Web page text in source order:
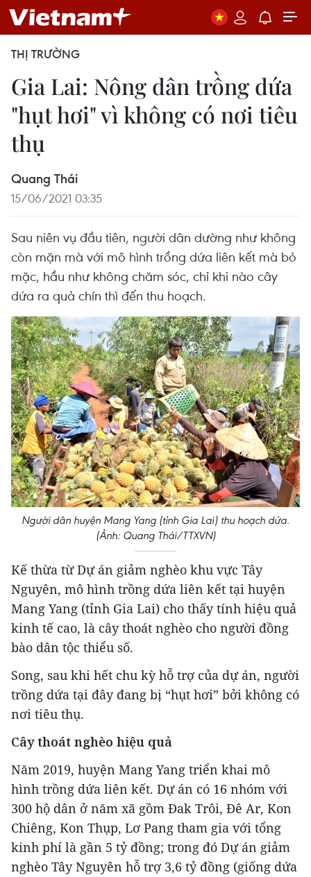
THỊ TRƯỜNG
Gia Lai: Nông dân trồng dứa
"hụt hơi" vì không có nơi tiêu
thụ
Quang Thái
15/06/2021 03:35
Sau niên vụ đầu tiên, người dân dường như không
còn mặn mà với mô hình trồng dứa liên kết mà bỏ
mặc, hầu như không chăm sóc, chỉ khi nào cây
dứa ra quả chín thì đến thu hoạch.
Người dân huyện Mang Yang (tỉnh Gia Lai) thu hoạch dứa.
(Ảnh: Quang Thái/TTXVN)
Kế thừa từ Dự án giảm nghèo khu vực Tây
Nguyên, mô hình trồng dứa liên kết tại huyện
Mang Yang (tỉnh Gia Lai) cho thấy tính hiệu quả
kinh tế cao, là cây thoát nghèo cho người đồng
bào dân tộc thiểu số.
Song, sau khi hết chu kỳ hỗ trợ của dự án, người
trồng dứa tại đây đang bị “hụt hơi” bởi không có
nơi tiêu thụ.
Cây thoát nghèo hiệu quả
Năm 2019, huyện Mang Yang triển khai mô
hình trồng dứa liên kết. Dự án có 16 nhóm với
300 hộ dân ở năm xã gồm Đak Trôi, Đê Ar, Kon
Chiêng, Kon Thụp, Lơ Pang tham gia với tổng
kinh phí là gần 5 tỷ đồng; trong đó Dự án giảm
nghèo Tây Nguyên hỗ trợ 3,6 tỷ đồng (giống dứa